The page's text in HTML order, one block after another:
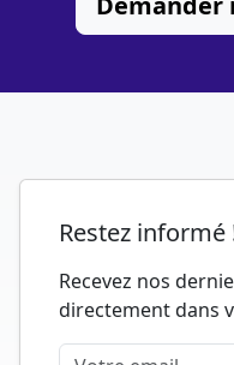
Restez informé
Recevez nos
directement dans